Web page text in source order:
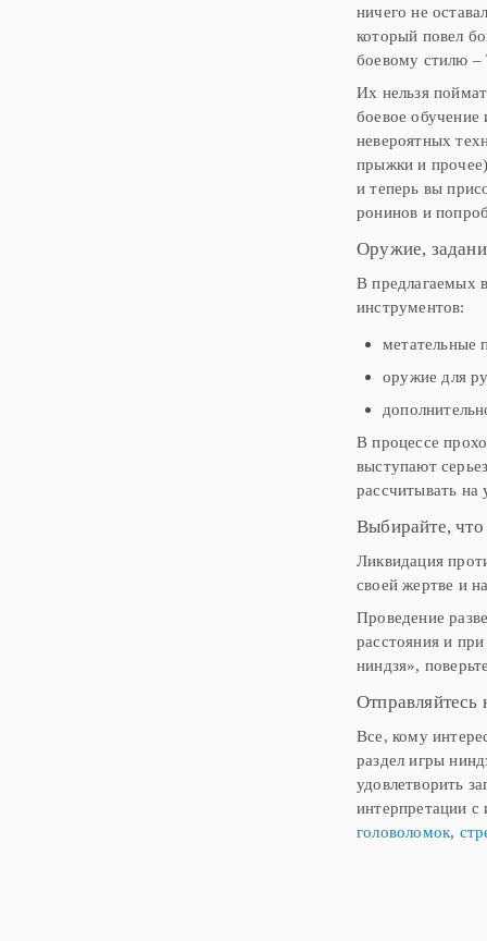
ничего не
который повел
боевому стилю
Их нельзя
боевое
невероятных
прыжки и
и теперь вы
ронинов и
Оружие,
В предлагаемых
инструментов:
метательные
оружие для
В процессе
выступают
рассчитывать
Выбирайте, что
Ликвидация
своей жертве и
Проведение
расстояния и
ниндзя»,
Все, кому
разделигры
удовлетворить
интерпретации
головоломок,